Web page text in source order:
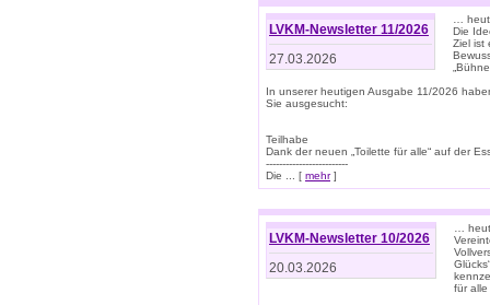
LVKM-Newsletter 11/2026
27.03.2026
…
Die
Ziel ist
In unserer heutigen Ausgabe 11/2026
Sie ausgesucht:
Teilhabe
Dank der neuen „Toilette für alle“ auf der
-------------------------
Die ... [ mehr]
LVKM-Newsletter 10/2026
20.03.2026
…
für